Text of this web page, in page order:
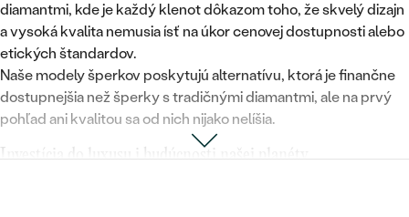
diamantmi, kde je každý klenot dôkazom toho, že skvelý dizajn
a vysoká kvalita nemusia ísť na úkor cenovej dostupnosti alebo
etických štandardov.
Naše modely šperkov poskytujú alternatívu, ktorá jefinančne
dostupnejšia než šperky s tradičnými diamantmi, ale na prvý
pohľad ani kvalitou sa od nich nijako nelíšia.
Investícia do luxusu i budúcnosti našej planéty